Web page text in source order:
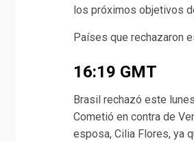
los próximos objetivos
Países que rechazaron
16:19 GMT
Brasil rechazó este
Cometió en contra de
esposa, Cilia Flores, ya